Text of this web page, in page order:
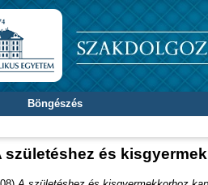
Böngészés
születéshez és